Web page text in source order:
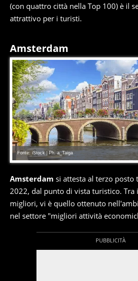
(con quattro città nella Top 100) è il
attrattivo per i turisti.
Amsterdam
Fonte: iStock | Ph. a_Taiga
Amsterdam si attesta al terzo
2022, dal punto di vista turistico. Tra
migliori, vi è quello ottenuto
nel settore "migliori attività